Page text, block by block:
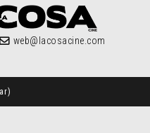
web@lacosacine.com
)